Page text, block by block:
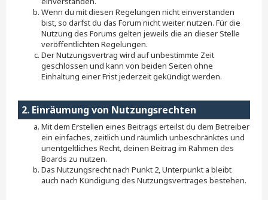
Wenn du mit diesen Regelungen nicht einverstanden
bist, so darfst du das Forum nicht weiter nutzen. Für die
Nutzung des Forums gelten jeweils die an dieser Stelle
veröffentlichten Regelungen.
Der Nutzungsvertrag wird auf unbestimmte Zeit
geschlossen und kann von beiden Seiten ohne
Einhaltung einer Frist jederzeit gekündigt werden.
2. Einräumung von Nutzungsrechten
Mit dem Erstellen eines Beitrags erteilst du dem Betreiber
ein einfaches, zeitlich und räumlich unbeschränktes und
unentgeltliches Recht, deinen Beitrag im Rahmen des
Boards zu nutzen.
Das Nutzungsrecht nach Punkt 2, Unterpunkt a bleibt
auch nach Kündigung des Nutzungsvertrages bestehen.